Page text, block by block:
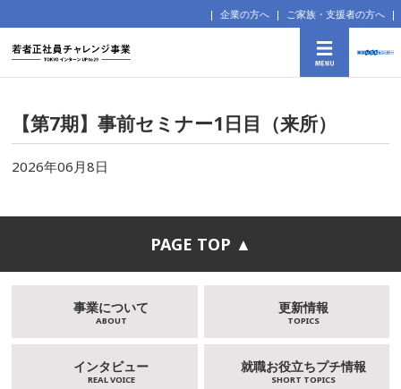
企業の方へ ご家族・支援者の方へ
【第7期】事前セミナー1日目（来所）
2026年06月8日
PAGE TOP ▲
事業について
ABOUT
更新情報
TOPICS
インタビュー
REAL VOICE
就職お役立ちプチ情報
SHORT TOPICS